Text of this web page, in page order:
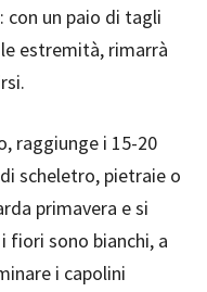
con un paio di tagli
estremità, rimarrà
raggiunge i 15-20
scheletro, pietraie o
primavera e si
fiori sono bianchi, a
i capolini